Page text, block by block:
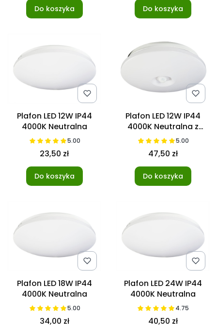
Do koszyka Do koszyka
Plafon LED 12W IP44
4000K Neutralna
5.00
23,50 zł
Do koszyka
Plafon LED 12W IP44
4000K Neutralna z
czujnikiem ruchu
5.00
47,50 zł
Do koszyka
Plafon LED 18W IP44
4000K Neutralna
5.00
34,00 zł
Plafon LED 24W IP44
4000K Neutralna
4.75
40,50 zł